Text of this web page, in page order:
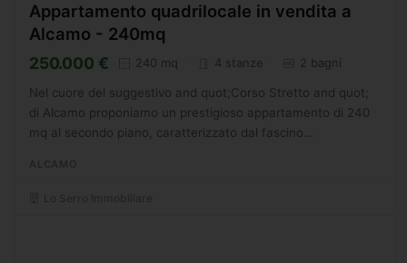
Appartamento quadrilocale in vendita a
Alcamo - 240mq
250.000 € 240 mq 4 stanze 2 bagni
Nel cuore del suggestivo and quot;Corso Stretto and quot;
di Alcamo proponiamo un prestigioso appartamento di 240
mq al secondo piano, caratterizzato dal fascino